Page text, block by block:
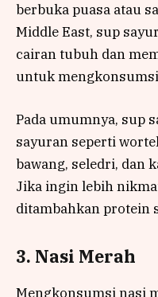
berbuka puasa atau
Middle East, sup
cairan tubuh dan
untuk
Pada umumnya, sup
sayuran seperti
bawang, seledri, dan
Jika ingin lebih
ditambahkan protein
3. Nasi Merah
Mengkonsumsi nasi